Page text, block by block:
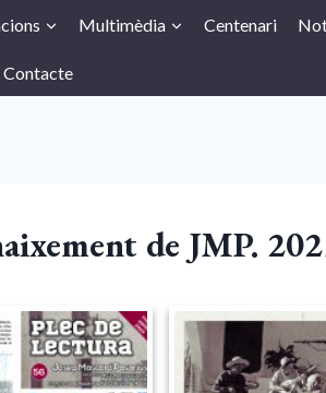
Multimèdia Centenari
Contacte
de JMP.